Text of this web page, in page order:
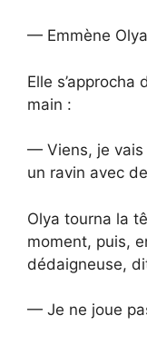
— Emmène
Elle
main :
— Viens, je vais
un ravin avec
Olya tourna la
moment, puis,
dédaigneuse,
— Je ne joue